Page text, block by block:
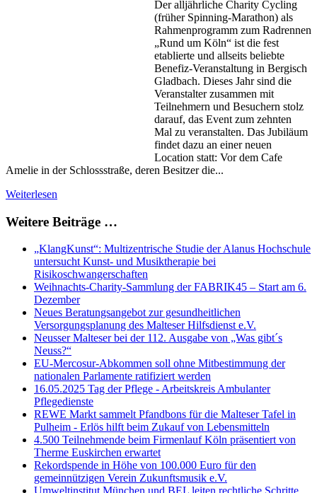
Der alljährliche Charity Cycling
(früher Spinning-Marathon) als
Rahmenprogramm zum Radrennen
„Rund um Köln“ ist die fest
etablierte und allseits beliebte
Benefiz-Veranstaltung in Bergisch
Gladbach. Dieses Jahr sind die
Veranstalter zusammen mit
Teilnehmern und Besuchern stolz
darauf, das Event zum zehnten
Mal zu veranstalten. Das Jubiläum
findet dazu an einer neuen
Location statt: Vor dem Cafe
Amelie in der Schlossstraße, deren Besitzer die...
Weiterlesen
Weitere Beiträge …
„KlangKunst“: Multizentrische Studie der Alanus Hochschule
untersucht Kunst- und Musiktherapie bei
Risikoschwangerschaften
Weihnachts-Charity-Sammlung der FABRIK45 – Start am 6.
Dezember
Neues Beratungsangebot zur gesundheitlichen
Versorgungsplanung des Malteser Hilfsdienst e.V.
Neusser Malteser bei der 112. Ausgabe von „Was gibt´s
Neuss?“
EU-Mercosur-Abkommen soll ohne Mitbestimmung der
nationalen Parlamente ratifiziert werden
16.05.2025 Tag der Pflege - Arbeitskreis Ambulanter
Pflegedienste
REWE Markt sammelt Pfandbons für die Malteser Tafel in
Pulheim - Erlös hilft beim Zukauf von Lebensmitteln
4.500 Teilnehmende beim Firmenlauf Köln präsentiert von
Therme Euskirchen erwartet
Rekordspende in Höhe von 100.000 Euro für den
gemeinnützigen Verein Zukunftsmusik e.V.